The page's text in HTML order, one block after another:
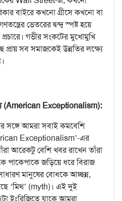
বাইরে কখনো গ্রীসে কখনো বা
ভেতরের দ্বন্দ্ব স্পষ্ট হয়ে
প্রচারে। গভীর সংকটের মুখোমুখি
সব সমাজকেই উন্নতির লক্ষ্যে
(American Exceptionalism):
সঙ্গে আমরা সবাই কমবেশি
Exceptionalism’-এর
আরেকটু বেশি খবর রাখেন তাঁরা
পাকেপাকে জড়িয়ে ধরে বিরাজ
মানুষের বোধকে আচ্ছন্ন,
‘মিথ’ (myth)। এই দুই
ইংরিজিতে যাকে আমরা